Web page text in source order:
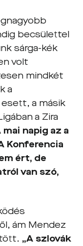
becsülettel
sárga-kék
volt
mindkét
a
a másik
a Zira
mai napig az a
Konferencia
ért, de
van szó,
ám Mendez
„A szlovák